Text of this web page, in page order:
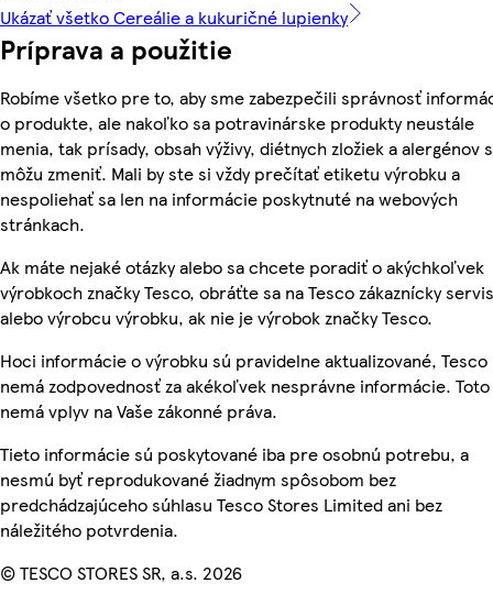
Ukázať všetko Cereálie a kukuričné lupienky
Príprava a použitie
Robíme všetko pre to, aby sme zabezpečili správnosť
o produkte, ale nakoľko sa potravinárske produkty neustále
menia, tak prísady, obsah výživy, diétnych zložiek a alergénov
môžu zmeniť. Mali by ste si vždy prečítať etiketu výrobku a
nespoliehať sa len na informácie poskytnuté na webových
stránkach.
Ak máte nejaké otázky alebo sa chcete poradiť o akýchkoľvek
výrobkoch značky Tesco, obráťte sa na Tesco zákaznícky
alebo výrobcu výrobku, ak nie je výrobok značky Tesco.
Hoci informácie o výrobku sú pravidelne aktualizované, Tesco
nemá zodpovednosť za akékoľvek nesprávne informácie. Toto
nemá vplyv na Vaše zákonné práva.
Tieto informácie sú poskytované iba pre osobnú potrebu, a
nesmú byť reprodukované žiadnym spôsobom bez
predchádzajúceho súhlasu Tesco Stores Limited ani bez
náležitého potvrdenia.
© TESCO STORES SR, a.s. 2026